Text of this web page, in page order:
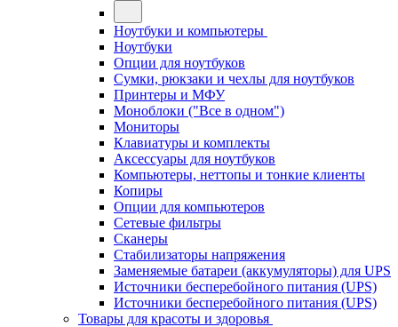
Ноутбуки и компьютеры
Ноутбуки
Опции для ноутбуков
Сумки, рюкзаки и чехлы для ноутбуков
Принтеры и МФУ
Моноблоки ("Все в одном")
Мониторы
Клавиатуры и комплекты
Аксессуары для ноутбуков
Компьютеры, неттопы и тонкие клиенты
Копиры
Опции для компьютеров
Сетевые фильтры
Сканеры
Стабилизаторы напряжения
Заменяемые батареи (аккумуляторы) для UPS
Источники бесперебойного питания (UPS)
Источники бесперебойного питания (UPS)
Товары для красоты и здоровья